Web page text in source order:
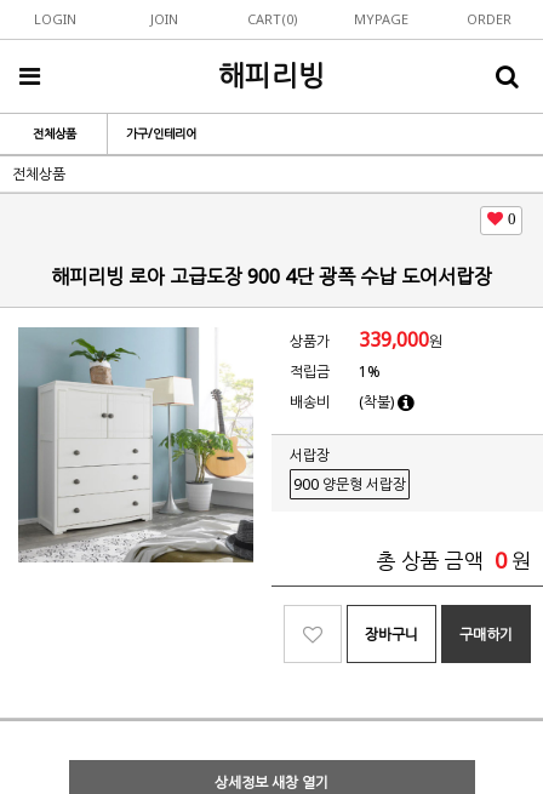
LOGIN JOIN CART(0) MYPAGE ORDER
해피리빙
전체상품 가구/인테리어
전체상품
0
해피리빙 로아 고급도장 900 4단 광폭 수납 도어서랍장
상품가 339,000원
적립금
1%
배송비
(착불)
서랍장
900 양문형 서랍장
총 상품 금액 0 원
장바구니 구매하기
상세정보 새창 열기